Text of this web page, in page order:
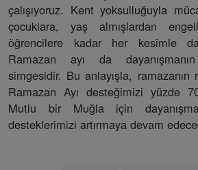
çalışıyoruz. Kent yoksulluğuyla
çocuklara, yaş almışlardan
öğrencilere kadar her kesimle
Ramazan ayı da
simgesidir. Bu anlayışla, ramazanın
Ramazan Ayı desteğimizi yüzde
Mutlu bir Muğla için
desteklerimizi artırmaya devam